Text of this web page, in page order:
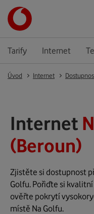
Tarify Internet
Úvod Internet
Internet
(Beroun)
Zjistěte si dostupnost
Golfu. Pořiďte si
ověřte pokrytí
místě Na Golfu.